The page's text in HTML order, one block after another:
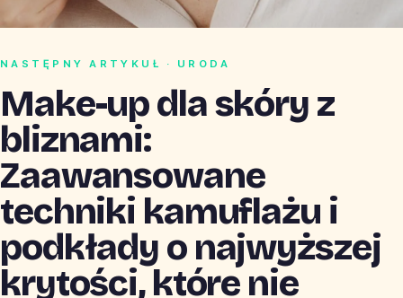
NASTĘPNY ARTYKUŁ · URODA
Make-up dla skóry z
bliznami:
Zaawansowane
techniki kamuflażu i
podkłady o najwyższej
krytości, które nie